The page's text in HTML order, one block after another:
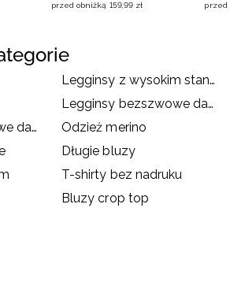
przed obniżką 159,99 zł
przed
Legginsy z wysokim stanem
Legginsy bezszwowe damskie
Legginsy dzianinowe damskie
Odzież merino
Długie bluzy
T-shirty bez nadruku
Bluzy crop top